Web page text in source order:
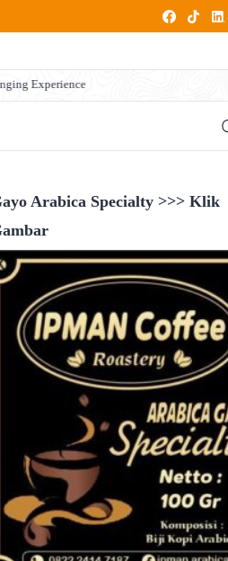
Arabica Specialty >>> Klik